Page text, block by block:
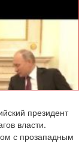
президент
власти.
с прозападным